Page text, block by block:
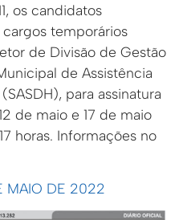
os candidatos
temporários
de Divisão de Gestão
de Assistência
para assinatura
de maio e 17 de maio
horas. Informações no
MAIO DE 2022